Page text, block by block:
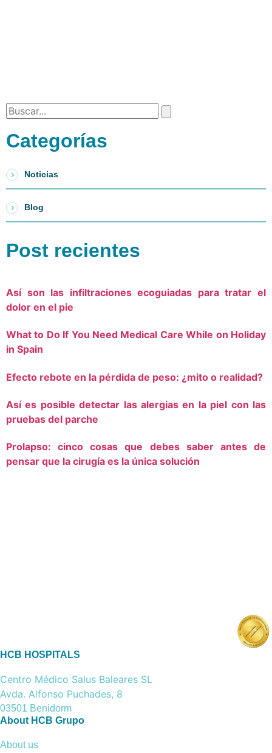
Categorías
Noticias
Blog
Post recientes
Así son las infiltraciones ecoguiadas para tratar el
dolor en el pie
What to Do If You Need Medical Care While on Holiday
in Spain
Efecto rebote en la pérdida de peso: ¿mito o realidad?
Así es posible detectar las alergias en la piel con las
pruebas del parche
Prolapso: cinco cosas que debes saber antes de
pensar que la cirugía es la única solución
HCB HOSPITALS
Centro Médico Salus Baleares SL
Avda. Alfonso Puchades, 8
03501 Benidorm
About HCB Grupo
About us